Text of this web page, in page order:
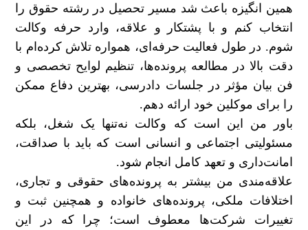
همین انگیزه باعث شد مسیر تحصیل در رشته حقوق را
انتخاب کنم و با پشتکار و علاقه، وارد حرفه وکالت
شوم. در طول فعالیت حرفه‌ای، همواره تلاش کرده‌ام با
دقت بالا در مطالعه پرونده‌ها، تنظیم لوایح تخصصی و
فن بیان مؤثر در جلسات دادرسی، بهترین دفاع ممکن
را برای موکلین خود ارائه دهم.
باور من این است که وکالت نه‌تنها یک شغل، بلکه
مسئولیتی اجتماعی و انسانی است که باید با صداقت،
امانت‌داری و تعهد کامل انجام شود.
علاقه‌مندی من بیشتر به پرونده‌های حقوقی و تجاری،
اختلافات ملکی، پرونده‌های خانواده و همچنین ثبت و
تغییرات شرکت‌ها معطوف است؛ چرا که در این